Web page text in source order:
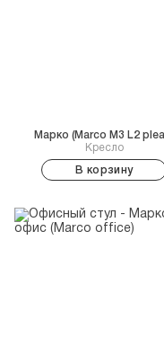
Кресло
Марко (Marco M3 L2
В корзину